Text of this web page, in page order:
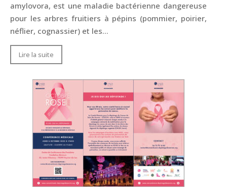
amylovora, est une maladie bactérienne dangereuse
pour les arbres fruitiers à pépins (pommier, poirier,
néflier, cognassier) et les...
Lire la suite